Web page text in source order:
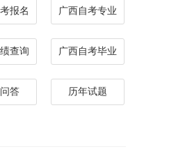
报名 广西自考专业
查询 广西自考毕业
答 历年试题